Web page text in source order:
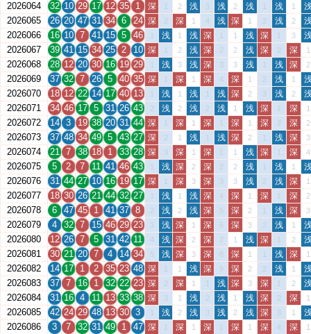
2026064 32 10 29 17 12 35 1 深 1 2 浅 3 浅 2 浅 1 浅 1
2026065 26 20 47 31 34 6 24 深 2 深 1 4 浅 深 1 2 浅 2
2026066 16 10 7 41 15 5 46 1 浅 1 浅 深 1 1 浅 深 1 3
2026067 39 41 15 34 25 2 10 深 1 2 浅 深 2 2 浅 深 2 深 1
2026068 28 12 20 30 16 19 29 1 浅 3 浅 深 3 3 浅 1 浅 深 2
2026069 37 32 7 26 5 40 35 深 1 深 1 深 4 深 1 2 浅 1
2026070 18 12 22 14 17 40 13 1 浅 1 浅 1 浅 深 2 3 浅 2
2026071 34 46 17 5 31 26 43 2 浅 2 浅 2 浅 1 浅 深 1 深 1
2026072 14 3 19 38 20 31 44 深 1 深 1 深 1 深 1 深 2 深 2
2026073 37 48 34 49 5 43 27 深 2 1 浅 1 浅 深 2 1 浅 深 3
2026074 21 7 38 18 1 33 28 深 3 深 1 深 1 1 浅 深 1 深 4
2026075 5 2 7 11 41 46 43 1 浅 深 2 深 2 2 浅 1 浅 1
2026076 31 44 27 10 16 19 17 深 1 深 3 深 3 3 浅 2 浅 深 1
2026077 18 30 26 21 44 32 27 1 浅 1 浅 深 4 深 1 深 1 深 2
2026078 6 47 45 1 41 37 8 2 浅 2 浅 深 5 深 2 1 浅 深 3
2026079 4 32 7 15 46 29 23 3 浅 深 1 深 6 深 3 2 浅 1
2026080 12 26 7 5 31 42 11 4 浅 深 2 深 7 1 浅 深 1 2
2026081 30 21 20 7 4 14 34 5 浅 深 3 深 8 深 1 1 浅 深 1
2026082 14 17 1 2 35 23 48 深 1 1 浅 深 9 深 2 2 浅 1
2026083 37 7 16 1 32 22 23 深 2 深 1 1 浅 深 3 深 1 2
2026084 31 16 4 11 13 33 38 深 3 1 浅 2 浅 1 浅 深 2 深 1
2026085 42 24 29 48 13 30 3 1 浅 2 浅 3 浅 2 浅 深 3 1
2026086 3 7 32 31 49 1 47 深 1 深 1 深 1 深 1 深 4 深 1